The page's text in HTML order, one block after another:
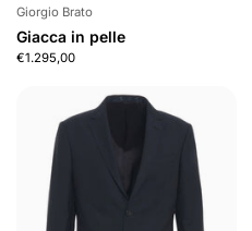
Giorgio Brato
Giacca in pelle
€1.295,00